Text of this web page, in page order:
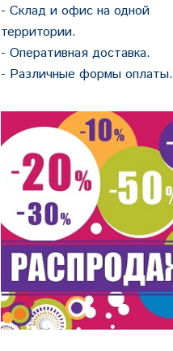
- Склад и офис на одной
территории.
- Оперативная доставка.
- Различные формы оплаты.